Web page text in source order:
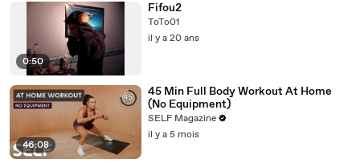
0:50
Fifou2
ToTo01
il y a 20 ans
46:08
45 Min Full Body Workout At Home
(No Equipment)
SELF Magazine
il y a 5 mois